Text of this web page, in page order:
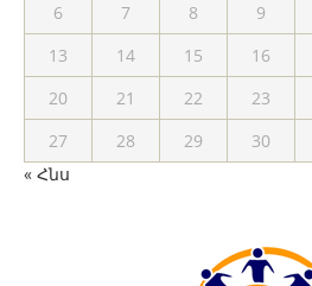
6
7 8 9
13
14 15 16
20
21 22 23
27
28 29 30
« Հնս